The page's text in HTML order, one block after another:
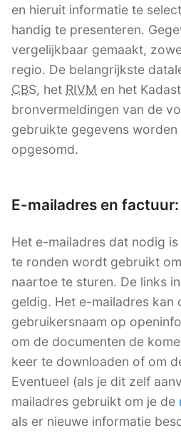
en hieruit informatie te
handig te presenteren.
vergelijkbaar gemaakt,
regio. De belangrijkste
CBS, het RIVM en het
bronvermeldingen van de
gebruikte gegevens worden
opgesomd.
E-mailadres en factuur:
Het e-mailadres dat nodig
te ronden wordt gebruikt
naartoe te sturen. De links
geldig. Het e-mailadres kan
gebruikersnaam op
om de documenten de
keer te downloaden of om
Eventueel (als je dit zelf
mailadres gebruikt om je de
als er nieuwe informatie